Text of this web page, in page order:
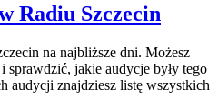
Radiu Szczecin
na najbliższe dni. Możesz
sprawdzić, jakie audycje były tego
audycji znajdziesz listę wszystkich